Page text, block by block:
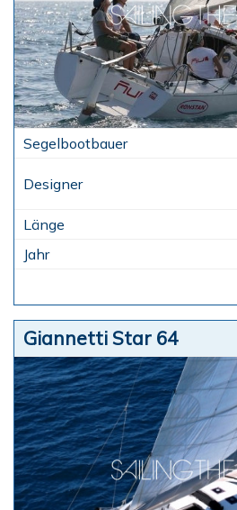
Giannetti Star 64